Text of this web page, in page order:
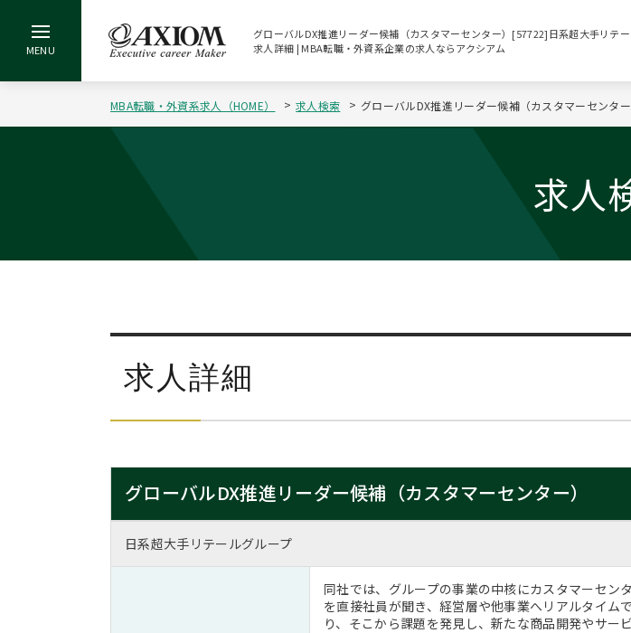
グローバルDX推進リーダー候補（カスタマーセンター）[57722]日系超大手リテ
求人詳細 | MBA転職・外資系企業の求人ならアクシアム
MBA転職・外資系求人（HOME） 求人検索 グローバルDX推進リーダー候補（カスタマーセンタ
求人
求人詳細
グローバルDX推進リーダー候補（カスタマーセンター）
日系超大手リテールグループ
同社では、グループの事業の中核にカスタマーセ
を直接社員が聞き、経営層や他事業へリアルタイ
り、そこから課題を発見し、新たな商品開発やサー